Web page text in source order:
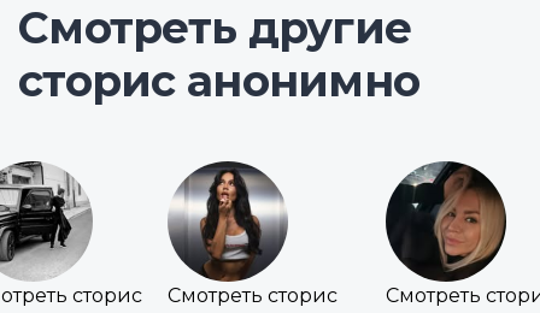
Смотреть другие
сторис анонимно
сторис Смотреть сторис Смотреть